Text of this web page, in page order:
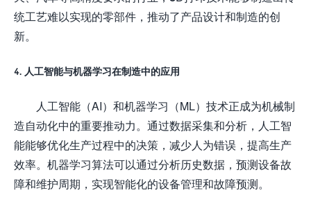
统工艺难以实现的零部件，推动了产品设计和制造的创
新。
4. 人工智能与机器学习在制造中的应用
人工智能（AI）和机器学习（ML）技术正成为机械制
造自动化中的重要推动力。通过数据采集和分析，人工智
能能够优化生产过程中的决策，减少人为错误，提高生产
效率。机器学习算法可以通过分析历史数据，预测设备故
障和维护周期，实现智能化的设备管理和故障预测。